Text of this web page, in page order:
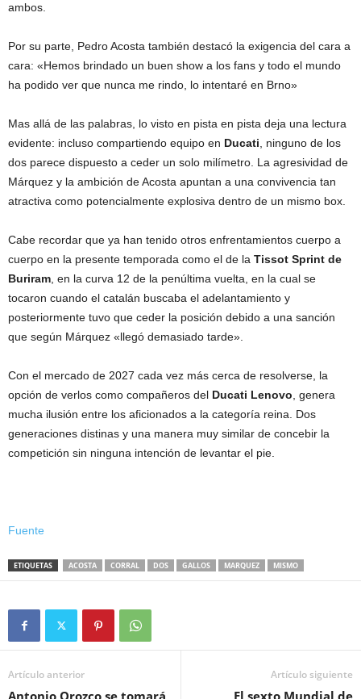
ambos.
Por su parte, Pedro Acosta también destacó la exigencia del cara a
cara: «Hemos brindado un buen show a los fans y todo el mundo
ha podido ver que nunca me rindo, lo intentaré en Brno»
Mas allá de las palabras, lo visto en pista en pista deja una lectura
evidente: incluso compartiendo equipo en Ducati , ninguno de los
dos parece dispuesto a ceder un solo milímetro. La agresividad de
Márquez y la ambición de Acosta apuntan a una convivencia tan
atractiva como potencialmente explosiva dentro de un mismo box.
Cabe recordar que ya han tenido otros enfrentamientos cuerpo a
cuerpo en la presente temporada como el de la Tissot Sprint de
Buriram , en la curva 12 de la penúltima vuelta, en la cual se
tocaron cuando el catalán buscaba el adelantamiento y
posteriormente tuvo que ceder la posición debido a una sanción
que según Márquez «llegó demasiado tarde».
Con el mercado de 2027 cada vez más cerca de resolverse, la
opción de verlos como compañeros del Ducati Lenovo , genera
mucha ilusión entre los aficionados a la categoría reina. Dos
generaciones distinas y una manera muy similar de concebir la
competición sin ninguna intención de levantar el pie.
Fuente
ETIQUETAS ACOSTA CORRAL DOS GALLOS MARQUEZ MISMO
Artículo anterior
Antonio Orozco se tomará
Artículo siguiente
El sexto Mundial de